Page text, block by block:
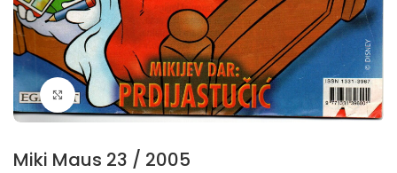
Klikni da povečaš
Miki Maus 23 / 2005